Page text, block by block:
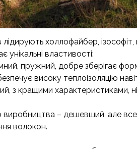
холлофайбер, ізософіт,
унікальні властивості:
пружний, добре зберігає
високу теплоізоляцію
з кращими характеристиками,
виробництва – дешевший, але
волокон.